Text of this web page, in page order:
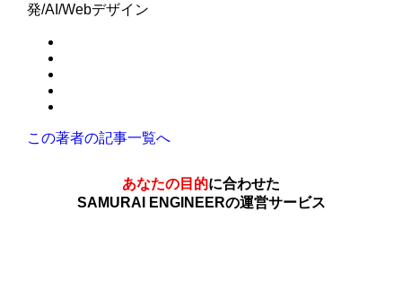
発/AI/Webデザイン
この著者の記事一覧へ
あなたの目的に合わせた
SAMURAI ENGINEERの運営サービス